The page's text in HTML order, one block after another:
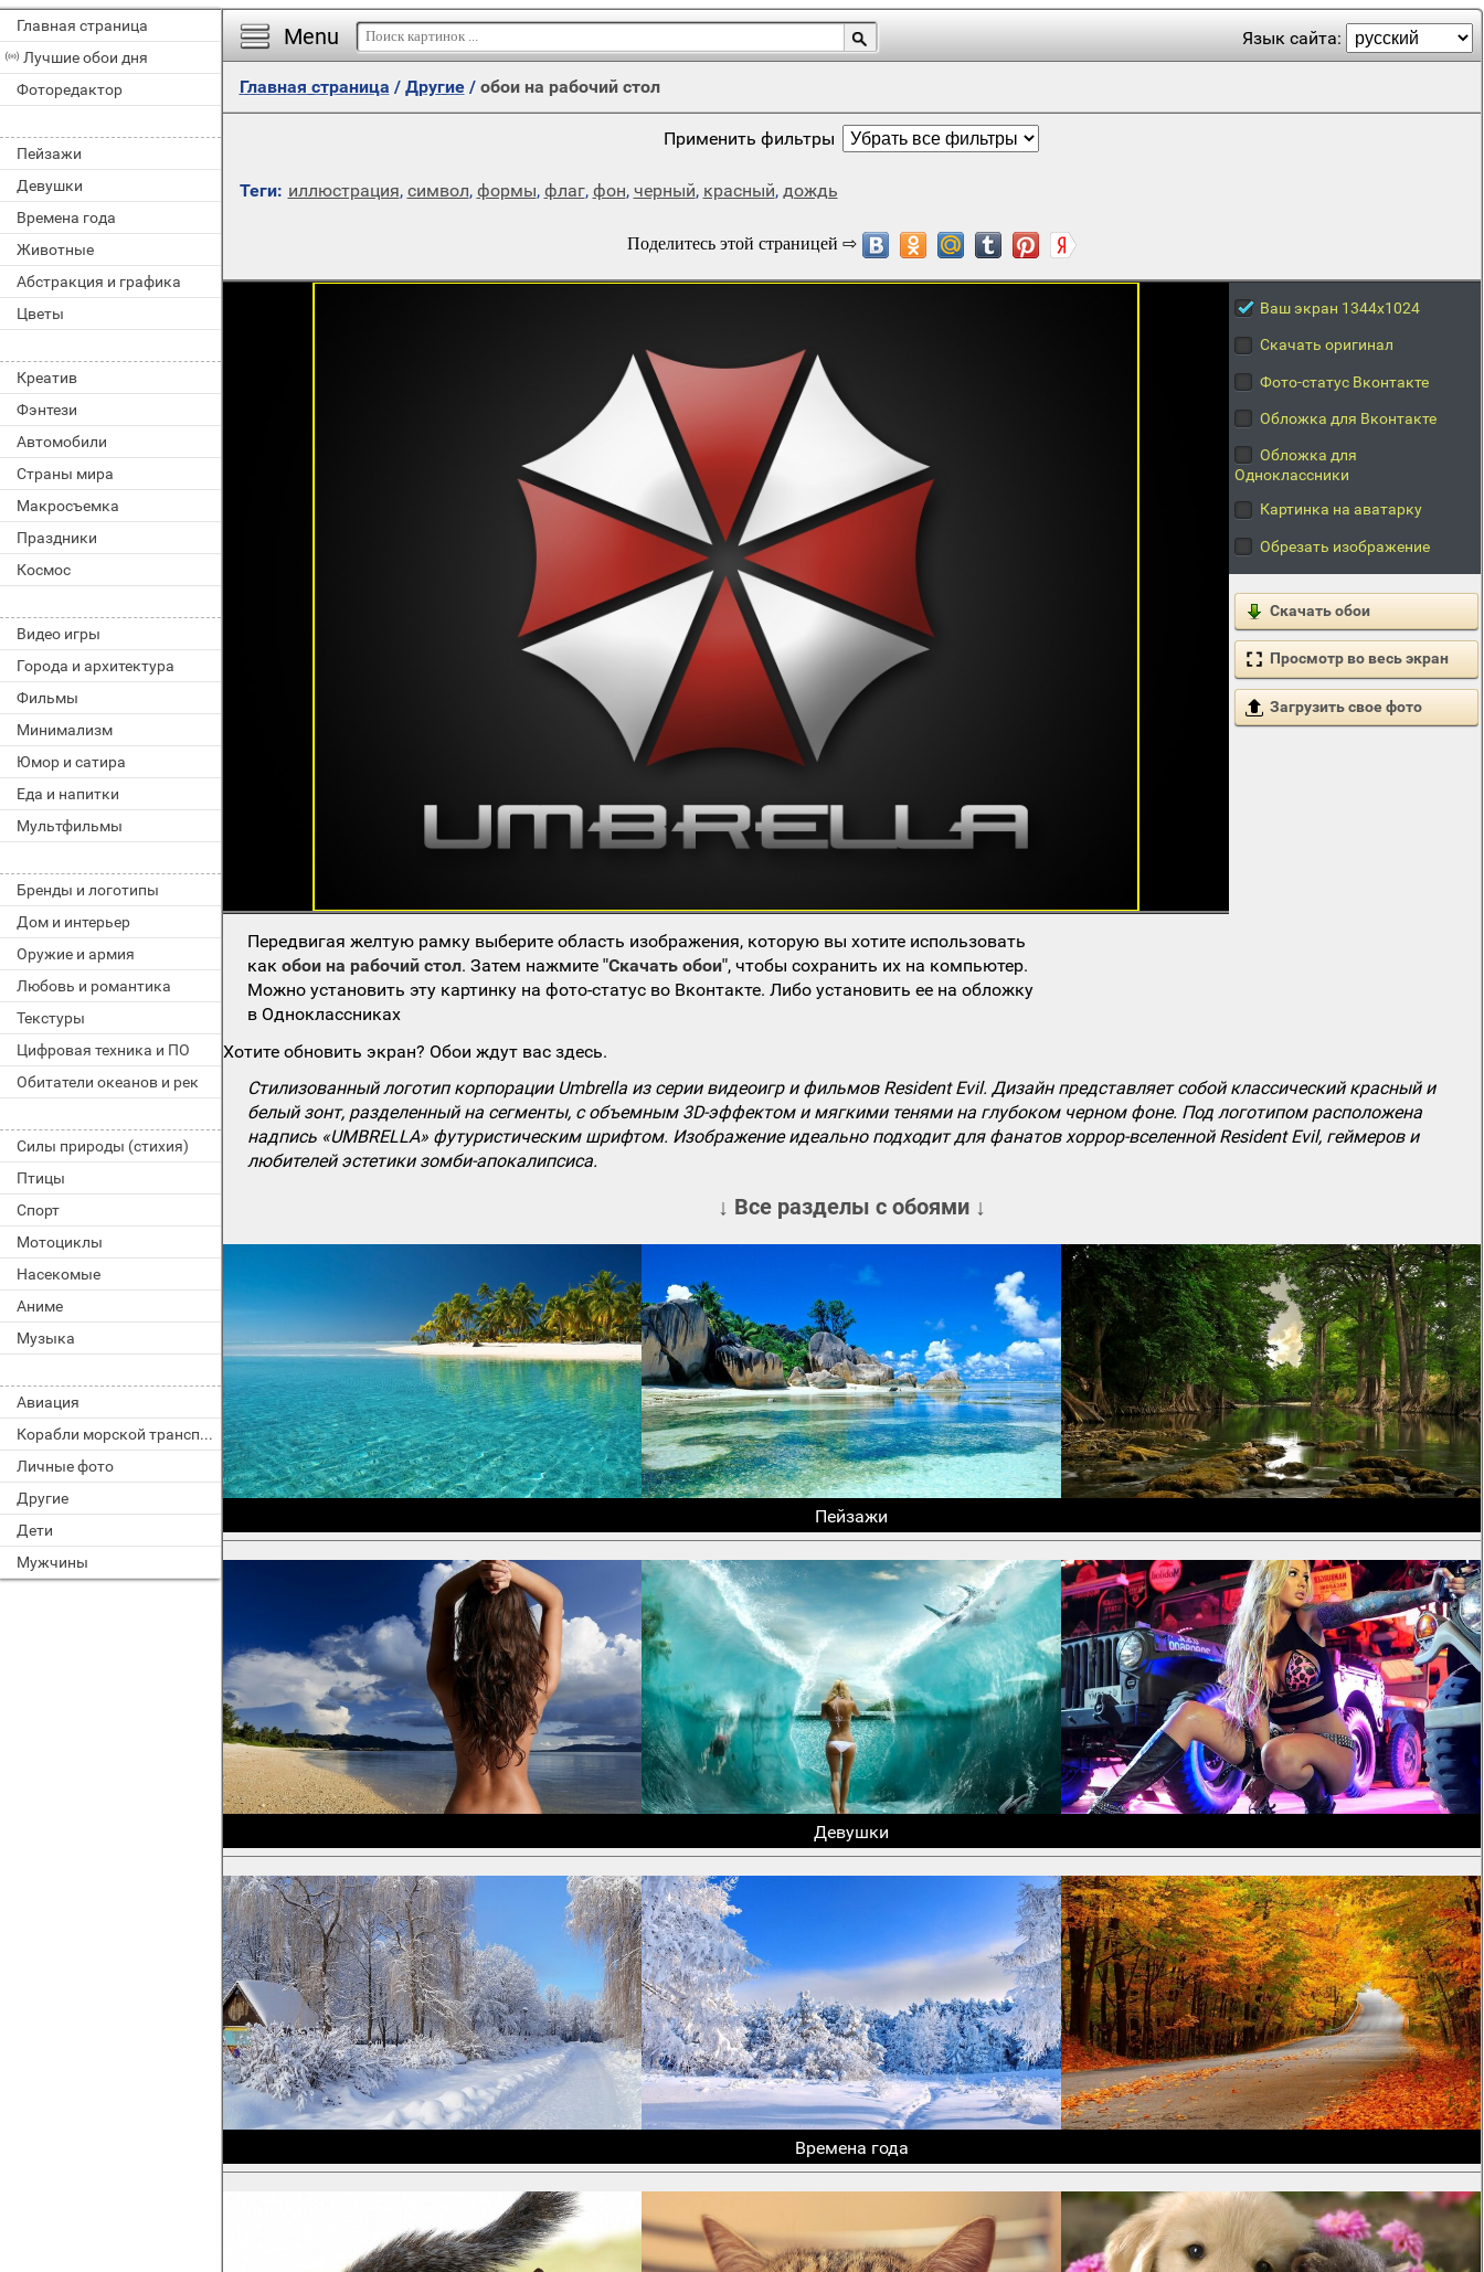
Главная страница
Лучшие обои дня
Фоторедактор
Пейзажи
Девушки
Времена года
Животные
Абстракция и графика
Цветы
Креатив
Фэнтези
Автомобили
Страны мира
Макросъемка
Праздники
Космос
Видео игры
Города и архитектура
Фильмы
Минимализм
Юмор и сатира
Еда и напитки
Мультфильмы
Бренды и логотипы
Дом и интерьер
Оружие и армия
Любовь и романтика
Текстуры
Цифровая техника и ПО
Обитатели океанов и рек
Силы природы (стихия)
Птицы
Спорт
Мотоциклы
Насекомые
Аниме
Музыка
Авиация
Корабли морской транспорт
Личные фото
Другие
Дети
Мужчины
Menu Язык сайта:
Главная страница / Другие/ обои на рабочий стол
Применить фильтры
Теги: иллюстрация, символ, формы, флаг, фон, черный, красный, дождь
Ваш экран 1344x1024
Скачать оригинал
Фото-статус Вконтакте
Обложка для Вконтакте
Обложка для
Одноклассники
Картинка на аватарку
Обрезать изображение
Скачать обои
Просмотр во весь экран
Загрузить свое фото
Передвигая желтую рамку выберите область изображения, которую вы хотите использовать
какобои на рабочий стол. Затем нажмите"Скачать обои", чтобы сохранить их на компьютер.
Можно установить эту картинку на фото-статус во Вконтакте. Либо установить ее на обложку
в Одноклассниках
Хотите обновить экран? Обои ждут вас здесь.
Стилизованный логотип корпорации Umbrella из серии видеоигр и фильмов Resident Evil. Дизайн представляет собой классический красный и
белый зонт, разделенный на сегменты, с объемным 3D-эффектом и мягкими тенями на глубоком черном фоне. Под логотипом расположена
надпись «UMBRELLA» футуристическим шрифтом. Изображение идеально подходит для фанатов хоррор-вселенной Resident Evil, геймеров и
любителей эстетики зомби-апокалипсиса.
↓ Все разделы с обоями ↓
Пейзажи
Девушки
Времена года